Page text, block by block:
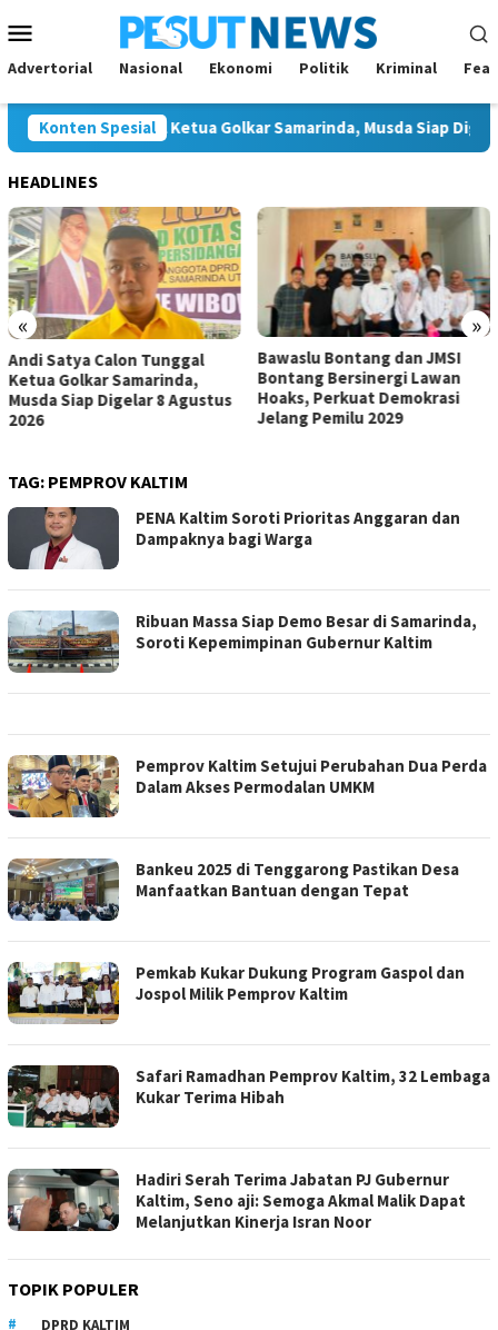
ke
kontenMobile
Advertorial Nasional Ekonomi Politik Kriminal
Konten Spesial
Calon Tunggal Ketua Golkar Samarinda, Musda Siap Digelar 8
HEADLINES
« »
Bawaslu Bontang dan JMSI
Bontang Bersinergi Lawan
Hoaks, Perkuat Demokrasi
Jelang Pemilu 2029
Komisi IV Tunggu Hasil
Investigasi Satgas soal
Dugaan Pelanggaran SPMB
TAG: PEMPROV KALTIM
PENA Kaltim Soroti Prioritas Anggaran dan
Dampaknya bagi Warga
Ribuan Massa Siap Demo Besar di Samarinda,
Soroti Kepemimpinan Gubernur Kaltim
Pemprov Kaltim Setujui Perubahan Dua Perda
Dalam Akses Permodalan UMKM
Bankeu 2025 di Tenggarong Pastikan Desa
Manfaatkan Bantuan dengan Tepat
Pemkab Kukar Dukung Program Gaspol dan
Jospol Milik Pemprov Kaltim
Safari Ramadhan Pemprov Kaltim, 32 Lembaga
Kukar Terima Hibah
Hadiri Serah Terima Jabatan PJ Gubernur
Kaltim, Seno aji: Semoga Akmal Malik Dapat
Melanjutkan Kinerja Isran Noor
TOPIK POPULER
DPRD KALTIM